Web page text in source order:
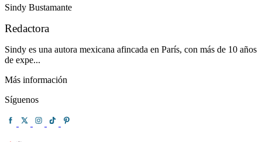
Sindy Bustamante
Redactora
Sindy es una autora mexicana afincada en París, con más de 10 años
de expe...
Más información
Síguenos